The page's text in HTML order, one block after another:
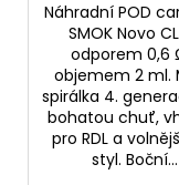
Náhradní POD
SMOK Novo
odporem 0,6
objemem 2 ml.
spirálka 4.
bohatou chuť,
pro RDL a
styl. Boční...